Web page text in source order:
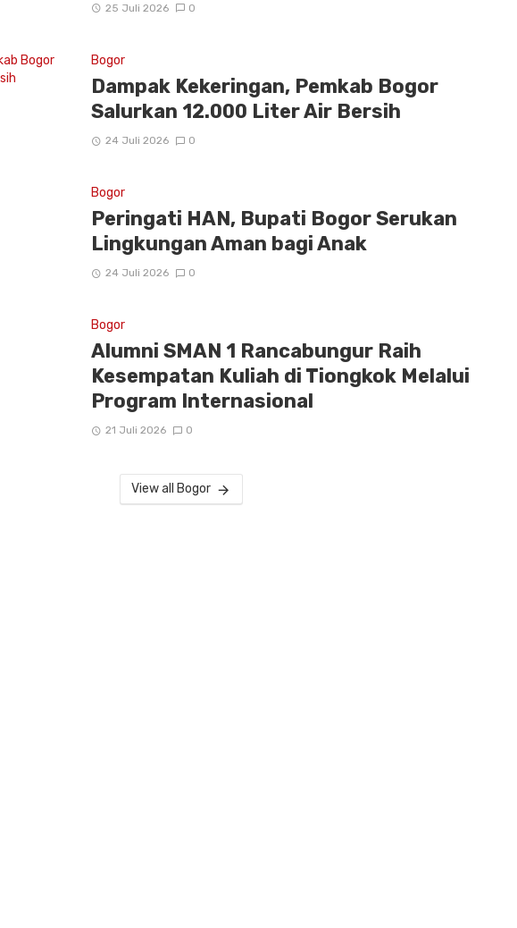
25 Juli 2026 0
Bogor
Dampak Kekeringan, Pemkab Bogor
Salurkan 12.000 Liter Air Bersih
24 Juli 2026 0
Bogor
Peringati HAN, Bupati Bogor Serukan
Lingkungan Aman bagi Anak
24 Juli 2026 0
Bogor
Alumni SMAN 1 Rancabungur Raih
Kesempatan Kuliah di Tiongkok Melalui
Program Internasional
21 Juli 2026 0
View all Bogor